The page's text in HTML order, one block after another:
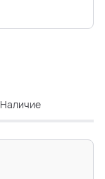
Наличие